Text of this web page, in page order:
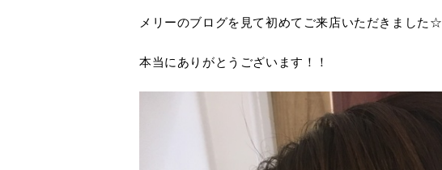
メリーのブログを見て初めてご来店いただきました☆
本当にありがとうございます！！